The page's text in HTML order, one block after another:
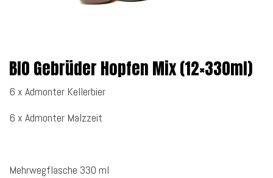
BIO Gebrüder Hopfen Mix (12×330ml)
6 x Admonter Kellerbier
6 x Admonter Malzzeit
Mehrwegflasche 330 ml